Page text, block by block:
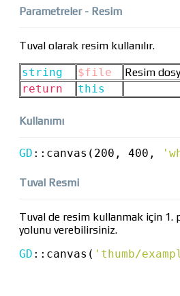
Parametreler - Resim
Tuval olarak resim kullanılır.
string $file
Resim
return
this
Kullanımı
GD :: canvas(200, 400,
Tuval Resmi
Tuval de resim kullanmak için 1.
yolunu verebilirsiniz.
GD :: canvas( 'thumb/